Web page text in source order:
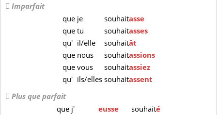
Imparfait
que je souhaitasse
que tu souhaitasses
qu' il/elle souhaitât
que nous souhaitassions
que vous souhaitassiez
qu' ils/elles souhaitassent
Plus que parfait
que j' eusse souhaité